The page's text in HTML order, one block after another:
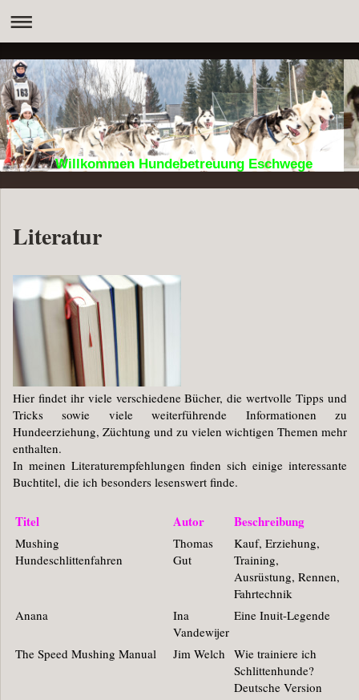
Willkommen Hundebetreuung Eschwege
Literatur
Hier findet ihr viele verschiedene Bücher, die wertvolle Tipps und
Tricks sowie viele weiterführende Informationen zu
Hundeerziehung, Züchtung und zu vielen wichtigen Themen mehr
enthalten.
In meinen Literaturempfehlungen finden sich einige interessante
Buchtitel, die ich besonders lesenswert finde.
Titel Autor Beschreibung
Mushing
Hundeschlittenfahren
Thomas
Gut
Kauf, Erziehung,
Training,
Ausrüstung, Rennen,
Fahrtechnik
Anana
Ina
Vandewijer
Eine Inuit-Legende
The Speed Mushing Manual Jim Welch Wie trainiere ich
Schlittenhunde?
Deutsche Version